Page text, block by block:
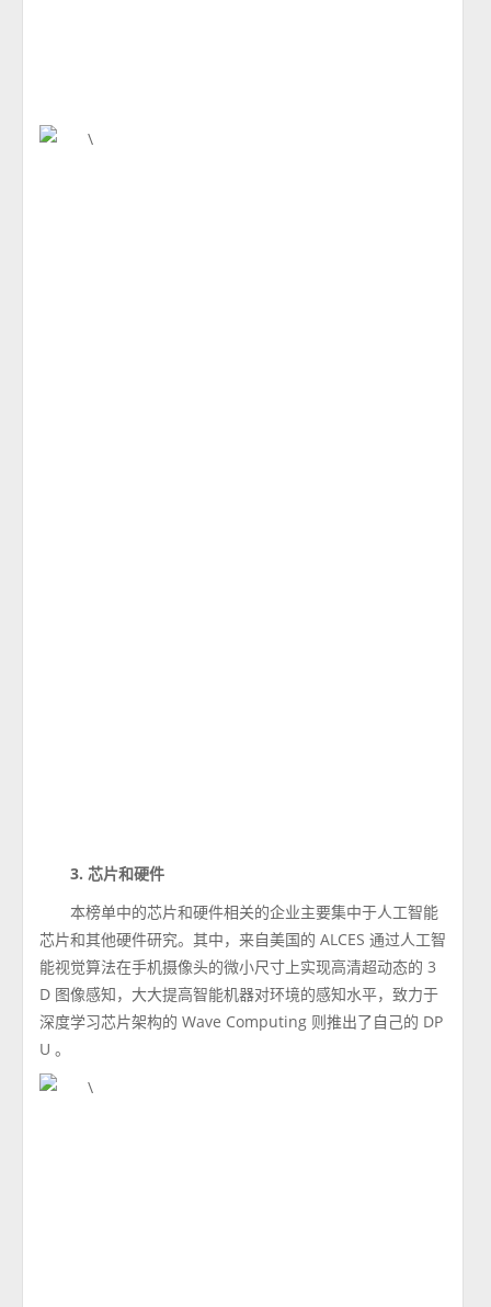
3. 芯片和硬件
本榜单中的芯片和硬件相关的企业主要集中于人工智能
芯片和其他硬件研究。其中，来自美国的 ALCES 通过人工智
能视觉算法在手机摄像头的微小尺寸上实现高清超动态的 3
D 图像感知，大大提高智能机器对环境的感知水平，致力于
深度学习芯片架构的 Wave Computing 则推出了自己的 DP
U 。